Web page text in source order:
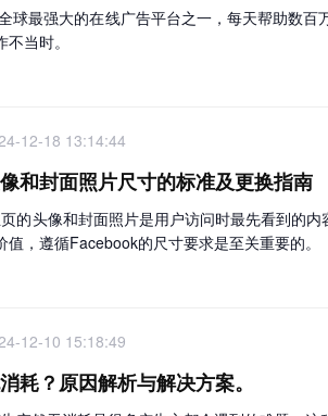
球最强大的在线广告平台之一，每天帮助数
当时。
12-18 13:14:44
和封面照片尺寸的标准及更换指南
的头像和封面照片是用户访问时最先看到的
，遵循Facebook的尺寸要求是至关重要的。
12-10 15:18:49
耗？原因解析与解决方案。